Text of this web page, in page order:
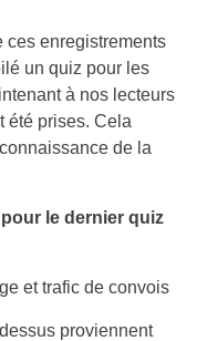
ces enregistrements
un quiz pour les
à nos lecteurs
été prises. Cela
de la
le dernier quiz
proviennent